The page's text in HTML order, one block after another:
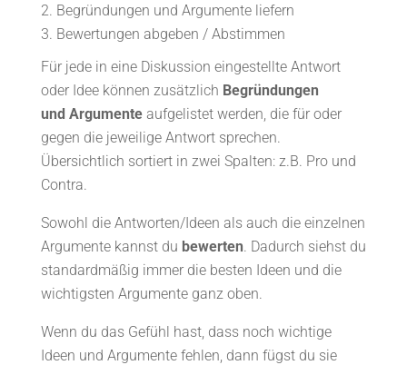
Begründungen und Argumente liefern
Bewertungen abgeben / Abstimmen
Für jede in eine Diskussion eingestellte Antwort
oder Idee können zusätzlich Begründungen
und Argumenteaufgelistet werden, die für oder
gegen die jeweilige Antwort sprechen.
Übersichtlich sortiert in zwei Spalten: z.B. Pro und
Contra.
Sowohl die Antworten/Ideen als auch die einzelnen
Argumente kannst du bewerten. Dadurch siehst du
standardmäßig immer die besten Ideen und die
wichtigsten Argumente ganz oben.
Wenn du das Gefühl hast, dass noch wichtige
Ideen und Argumente fehlen, dann fügst du sie